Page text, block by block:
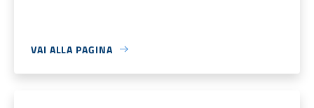
VAI ALLA PAGINA